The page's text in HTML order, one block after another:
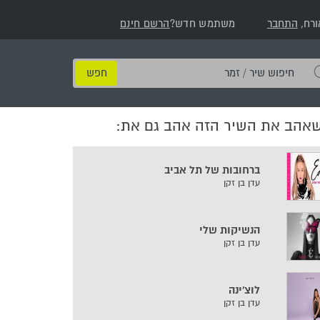
התחבר משתמש חדש?הרשם חינם
חיפוש
שיר
/
זמראת השיר הזה אהב גם את:
ברחובות של תל אביב
עדן בן זקן
הנשיקות שלי
עדן בן זקן
לוצ'ינה
עדן בן זקן